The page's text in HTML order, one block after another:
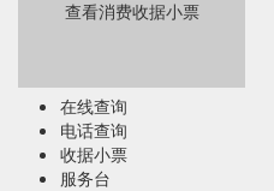
查看消费收据小票
在线查询
电话查询
收据小票
服务台